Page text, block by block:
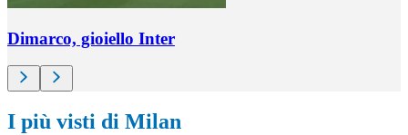
Dimarco, gioiello Inter
I più visti di Milan